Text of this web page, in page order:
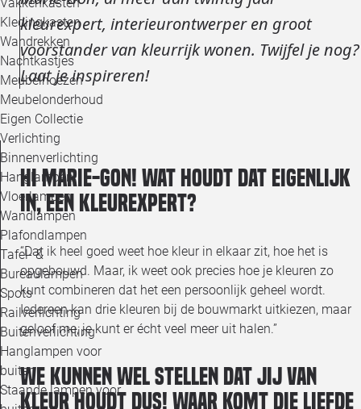
Kledingkasten
Wandrekken
Nachtkastjes
Meubelhoezen
Meubelonderhoud
Eigen Collectie
Verlichting
Binnenverlichting
Hanglampen
Vloerlampen
Wandlampen
Plafondlampen
Tafel- &
Bureaulampen
Spots
Railverlichting
Buitenverlichting
Hanglampen voor
buiten
Staande lampen voor
kleurexpert, interieurontwerper en groot
voorstander van kleurrijk wonen. Twijfel je nog?
Laat je inspireren!
Hi Marie-Gon! Wat houdt dat eigenlijk
in, een kleurexpert?
“Dat ik heel goed weet hoe kleur in elkaar zit, hoe het is
opgebouwd. Maar, ik weet ook precies hoe je kleuren zo
kunt combineren dat het een persoonlijk geheel wordt.
Iedereen kan drie kleuren bij de bouwmarkt uitkiezen, maar
geloof me, je kunt er écht veel meer uit halen.”
We kunnen wel stellen dat jij van
kleur houdt dus! Waar komt die liefde